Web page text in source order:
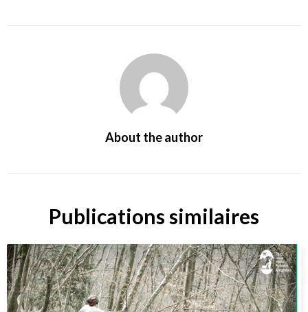
About the author
Publications similaires